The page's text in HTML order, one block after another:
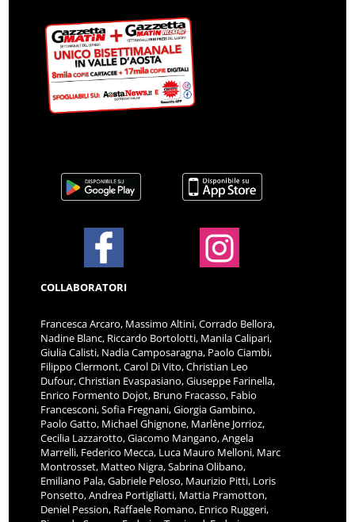
COLLABORATORI
Francesca Arcaro, Massimo Altini, Corrado Bellora,
Nadine Blanc, Riccardo Bortolotti, Manila Calipari,
Giulia Calisti, Nadia Camposaragna, Paolo Ciambi,
Filippo Clermont, Carol Di Vito, Christian Leo
Dufour, Christian Evaspasiano, Giuseppe Farinella,
Enrico Formento Dojot, Bruno Fracasso, Fabio
Francesconi, Sofia Fregnani, Giorgia Gambino,
Paolo Gatto, Michael Ghignone, Marlène Jorrioz,
Cecilia Lazzarotto, Giacomo Mangano, Angela
Marrelli, Federico Mecca, Luca Mauro Melloni, Marc
Montrosset, Matteo Nigra, Sabrina Olibano,
Emiliano Pala, Gabriele Peloso, Maurizio Pitti, Loris
Ponsetto, Andrea Portigliatti, Mattia Pramotton,
Deniel Pession, Raffaele Romano, Enrico Ruggeri,